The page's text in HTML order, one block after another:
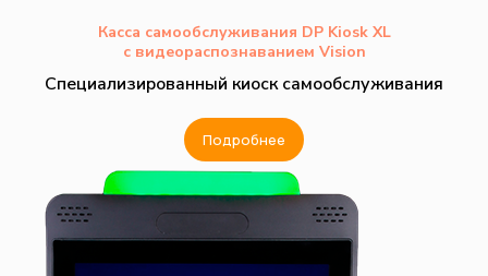
Касса самообслуживания DP Kiosk XL
с видеораспознаванием Vision
Специализированный киоск самообслуживания
Подробнее